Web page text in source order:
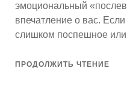
эмоциональный
впечатление о вас.
слишком поспешное
ПРОДОЛЖИТЬ ЧТЕНИЕ